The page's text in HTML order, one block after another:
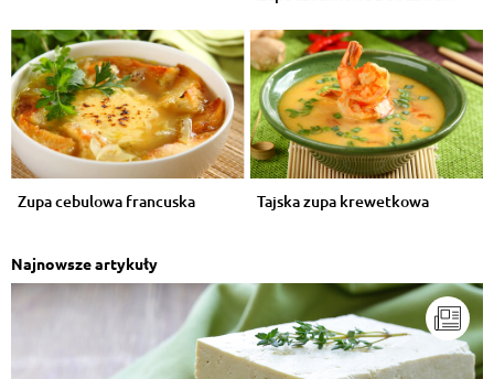
Zupa cebulowa francuska Tajska zupa krewetkowa
Najnowsze artykuły